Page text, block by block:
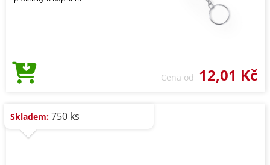
Cena od 12,01 Kč
Skladem: 750 ks